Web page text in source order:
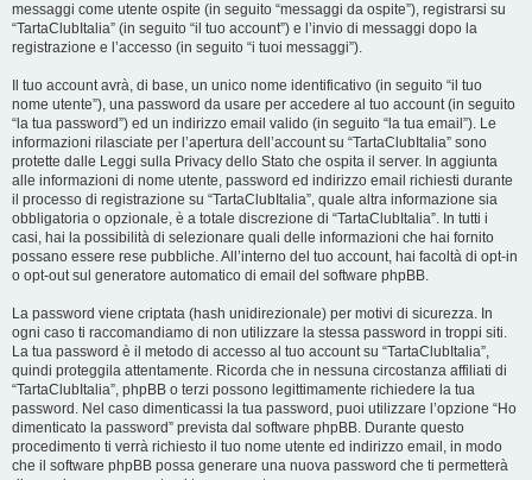
messaggi come utente ospite (in seguito “messaggi da ospite”), registrarsi su
“TartaClubItalia” (in seguito “il tuo account”) e l’invio di messaggi dopo la
registrazione e l’accesso (in seguito “i tuoi messaggi”).
Il tuo account avrà, di base, un unico nome identificativo (in seguito “il tuo
nome utente”), una password da usare per accedere al tuo account (in seguito
“la tua password”) ed un indirizzo email valido (in seguito “la tua email”). Le
informazioni rilasciate per l’apertura dell’account su “TartaClubItalia” sono
protette dalle Leggi sulla Privacy dello Stato che ospita il server. In aggiunta
alle informazioni di nome utente, password ed indirizzo email richiesti durante
il processo di registrazione su “TartaClubItalia”, quale altra informazione sia
obbligatoria o opzionale, è a totale discrezione di “TartaClubItalia”. In tutti i
casi, hai la possibilità di selezionare quali delle informazioni che hai fornito
possano essere rese pubbliche. All’interno del tuo account, hai facoltà di opt-in
o opt-out sul generatore automatico di email del software phpBB.
La password viene criptata (hash unidirezionale) per motivi di sicurezza. In
ogni caso ti raccomandiamo di non utilizzare la stessa password in troppi siti.
La tua password è il metodo di accesso al tuo account su “TartaClubItalia”,
quindi proteggila attentamente. Ricorda che in nessuna circostanza affiliati di
“TartaClubItalia”, phpBB o terzi possono legittimamente richiedere la tua
password. Nel caso dimenticassi la tua password, puoi utilizzare l’opzione “Ho
dimenticato la password” prevista dal software phpBB. Durante questo
procedimento ti verrà richiesto il tuo nome utente ed indirizzo email, in modo
che il software phpBB possa generare una nuova password che ti permetterà